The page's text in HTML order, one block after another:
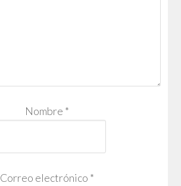
Nombre *
Correo electrónico *